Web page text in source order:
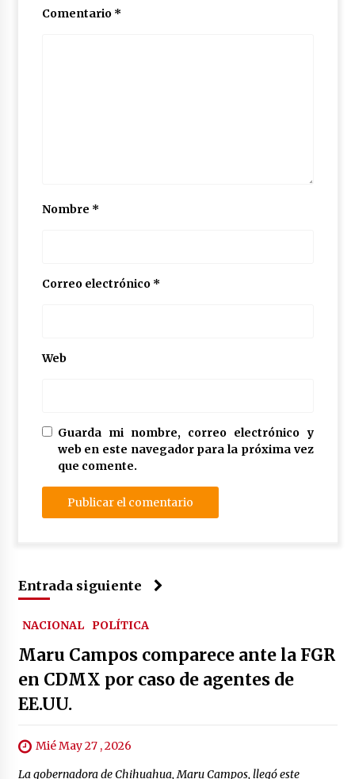
Comentario *
Nombre *
Correo electrónico *
Web
Guarda mi nombre, correo electrónico y
web en este navegador para la próxima vez
que comente.
Entrada siguiente
NACIONAL POLÍTICA
Maru Campos comparece ante la FGR
en CDMX por caso de agentes de
EE.UU.
Mié May 27 , 2026
La gobernadora de Chihuahua, Maru Campos, llegó este